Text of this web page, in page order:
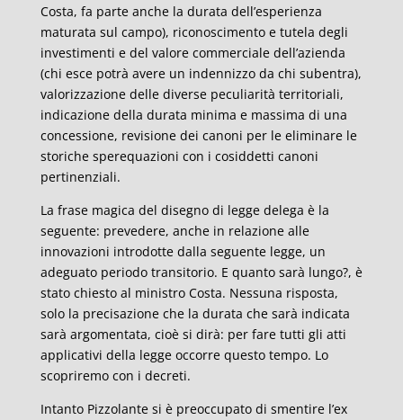
Costa, fa parte anche la durata dell’esperienza
maturata sul campo), riconoscimento e tutela degli
investimenti e del valore commerciale dell’azienda
(chi esce potrà avere un indennizzo da chi subentra),
valorizzazione delle diverse peculiarità territoriali,
indicazione della durata minima e massima di una
concessione, revisione dei canoni per le eliminare le
storiche sperequazioni con i cosiddetti canoni
pertinenziali.
La frase magica del disegno di legge delega è la
seguente: prevedere, anche in relazione alle
innovazioni introdotte dalla seguente legge, un
adeguato periodo transitorio. E quanto sarà lungo?, è
stato chiesto al ministro Costa. Nessuna risposta,
solo la precisazione che la durata che sarà indicata
sarà argomentata, cioè si dirà: per fare tutti gli atti
applicativi della legge occorre questo tempo. Lo
scopriremo con i decreti.
Intanto Pizzolante si è preoccupato di smentire l’ex